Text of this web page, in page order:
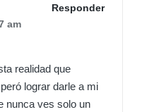
Responder
am
realidad que
lograr darle a mi
nunca ves solo un